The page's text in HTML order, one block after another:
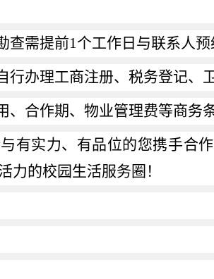
查需提前1个工作日与联系人预
行办理工商注册、税务登记、
、合作期、物业管理费等商务
有实力、有品位的您携手合
力的校园生活服务圈！